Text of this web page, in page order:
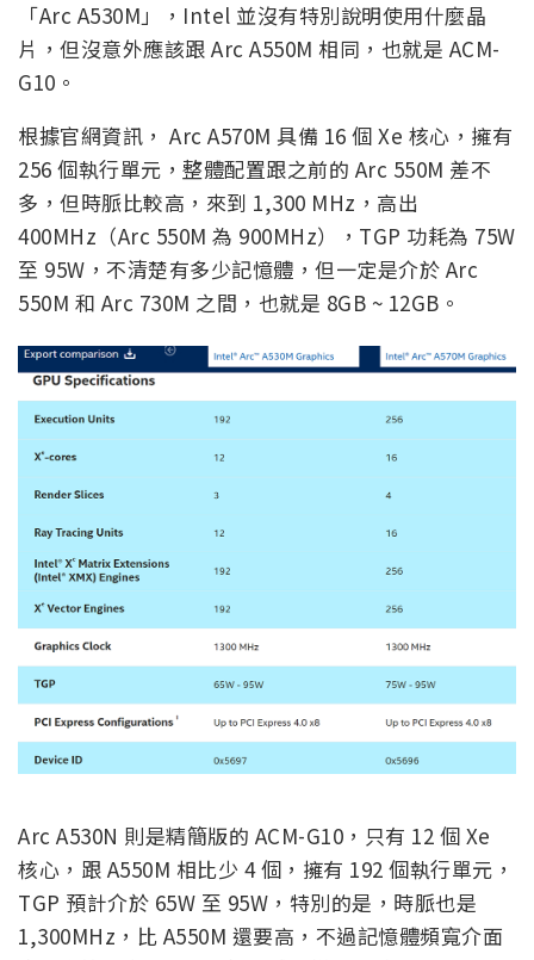
「Arc A530M」，Intel 並沒有特別說明使用什麼晶
片，但沒意外應該跟 Arc A550M 相同，也就是 ACM-
G10。
根據官網資訊， Arc A570M 具備 16 個 Xe 核心，擁有
256 個執行單元，整體配置跟之前的 Arc 550M 差不
多，但時脈比較高，來到 1,300 MHz，高出
400MHz（Arc 550M 為 900MHz），TGP 功耗為 75W
至 95W，不清楚有多少記憶體，但一定是介於 Arc
550M 和 Arc 730M 之間，也就是 8GB ~ 12GB。
Arc A530N 則是精簡版的 ACM-G10，只有 12 個 Xe
核心，跟 A550M 相比少 4 個，擁有 192 個執行單元，
TGP 預計介於 65W 至 95W，特別的是，時脈也是
1,300MHz，比 A550M 還要高，不過記憶體頻寬介面